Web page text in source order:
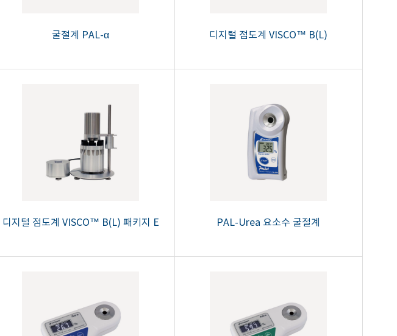
굴절계 PAL-α 디지털 점도계 VISCO™ B(L)
디지털 점도계 VISCO™ B(L) 패키지 E PAL-Urea 요소수 굴절계